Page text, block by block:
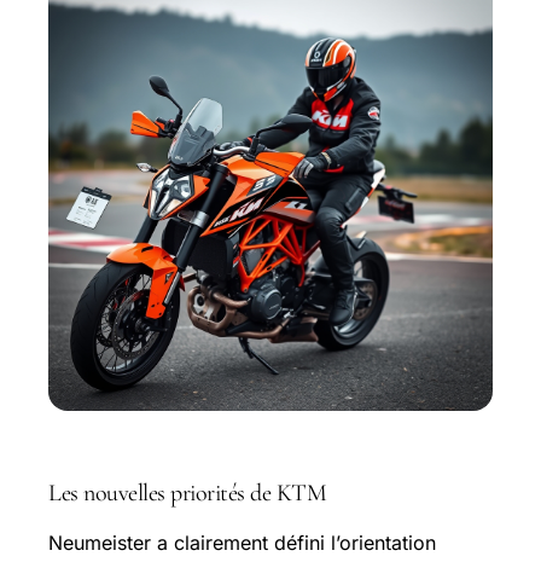
Les nouvelles priorités de KTM
Neumeister a clairement défini l’orientation